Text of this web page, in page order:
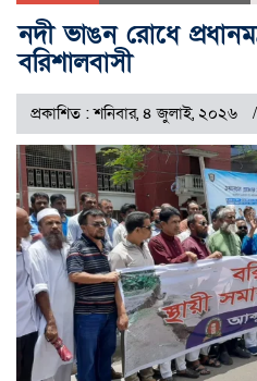
নদী ভাঙন রোধে
বরিশালবাসী
প্রকাশিত : শনিবার, ৪ জুলাই, ২০২৬